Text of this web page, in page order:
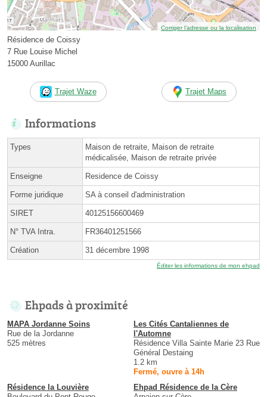
Corriger l’adresse ou la localisation
Résidence de Coissy
7 Rue Louise Michel
15000 Aurillac
Trajet Waze Trajet Maps
Informations
Types
Maison de retraite, Maison de retraite
médicalisée, Maison de retraite privée
Enseigne Residence de Coissy
Forme juridique SA à conseil d'administration
SIRET 40125156600469
N° TVA Intra. FR36401251566
Création 31 décembre 1998
Éditer les informations de mon ehpad
Ehpads à proximité
MAPA Jordanne Soins
Rue de la Jordanne
525 mètres
Les Cités Cantaliennes de
l'Automne
Résidence Villa Sainte Marie 23 Rue
Général Destaing
1.2 km
Fermé, ouvre à 14h
Résidence la Louvière
Ehpad Résidence de la Cère